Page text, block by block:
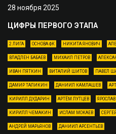
28 ноября 2025
ЦИФРЫ ПЕРВОГО ЭТАПА
2 ЛИГА ОСНОВА ФК НИКИТА ЯНОВИЧ
ВЛАДЛЕН БАБАЕВ МИХАИЛ ПЕТРОВ
ИВАН ПЯТКИН ВИТАЛИЙ ШИТОВ ПАВЕЛ
ДАМИР ТАЛИКИН ДАНИИЛ КАМЛАШЕВ
КИРИЛЛ ДУДАРИН АРТЁМ ЛУТЦЕВ
КИРИЛЛ ЧЕМАКИН ИСЛАМ МОКАЕВ
АНДРЕЙ МАРЬЯНОВ ДАНИИЛ АРСЕНТЬЕВ